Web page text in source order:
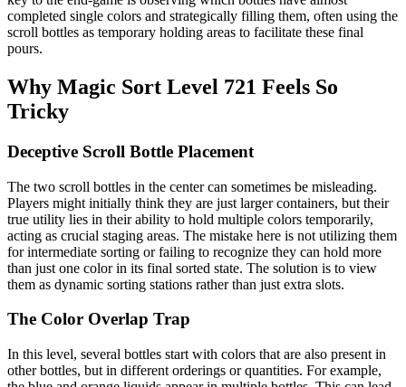
completed single colors and strategically filling them, often using the
scroll bottles as temporary holding areas to facilitate these final
pours.
Why Magic Sort Level 721 Feels So
Tricky
Deceptive Scroll Bottle Placement
The two scroll bottles in the center can sometimes be misleading.
Players might initially think they are just larger containers, but their
true utility lies in their ability to hold multiple colors temporarily,
acting as crucial staging areas. The mistake here is not utilizing them
for intermediate sorting or failing to recognize they can hold more
than just one color in its final sorted state. The solution is to view
them as dynamic sorting stations rather than just extra slots.
The Color Overlap Trap
In this level, several bottles start with colors that are also present in
other bottles, but in different orderings or quantities. For example,